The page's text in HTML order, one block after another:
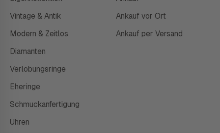
Vintage & Antik
Modern & Zeitlos
Diamanten
Verlobungsringe
Eheringe
Schmuckanfertigung
Uhren
Ankauf vor Ort
Ankauf per Versand